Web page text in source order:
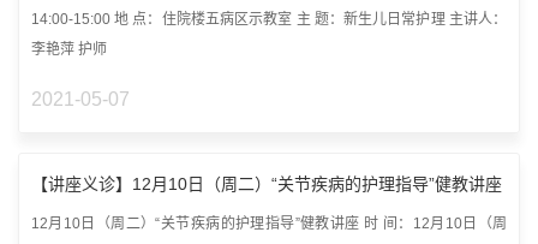
14:00-15:00 地 点：住院楼五病区示教室 主 题：新生儿日常护理 主讲人：
李艳萍 护师
2021-05-07
【讲座义诊】12月10日（周二）“关节疾病的护理指导”健教讲座
12月10日（周二）“关节疾病的护理指导”健教讲座 时 间：12月10日（周